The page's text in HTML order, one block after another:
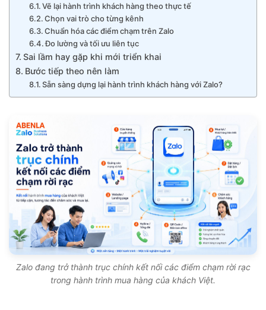
Vẽ lại hành trình khách hàng theo thực tế
Chọn vai trò cho từng kênh
Chuẩn hóa các điểm chạm trên Zalo
Đo lường và tối ưu liên tục
Sai lầm hay gặp khi mới triển khai
Bước tiếp theo nên làm
Sẵn sàng dựng lại hành trình khách hàng với Zalo?
Zalo đang trở thành trục chính kết nối các điểm chạm rời rạc
trong hành trình mua hàng của khách Việt.